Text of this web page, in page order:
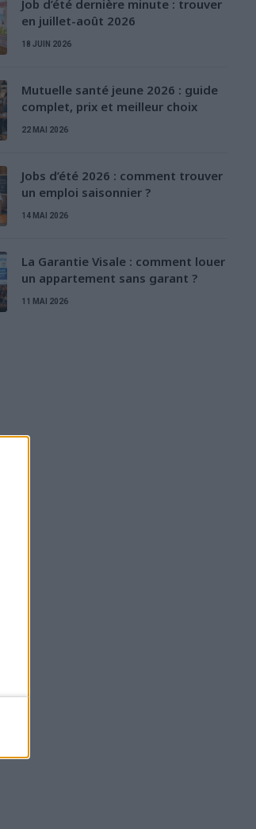
Job d’été dernière minute : trouver
en juillet-août 2026
18 JUIN 2026
Mutuelle santé jeune 2026 : guide
complet, prix et meilleur choix
22 MAI 2026
Jobs d’été 2026 : comment trouver
un emploi saisonnier ?
14 MAI 2026
La Garantie Visale : comment louer
un appartement sans garant ?
11 MAI 2026